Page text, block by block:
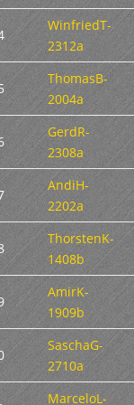
WinfriedT-
2312a
ThomasB-
2004a
GerdR-
2308a
AndiH-
2202a
ThorstenK-
1408b
AmirK-
1909b
SaschaG-
2710a
MarceloL-